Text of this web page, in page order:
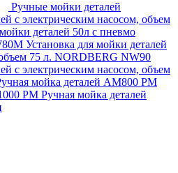
Ручные мойки деталей
с электрическим насосом, объем
деталей 50л с пневмо
Установка для мойки деталей
75 л. NORDBERG NW90
с электрическим насосом, объем
мойка деталей АМ800 РМ
РМ Ручная мойка деталей